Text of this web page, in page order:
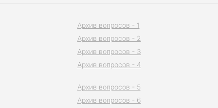
Архив вопросов - 1
Архив вопросов - 2
Архив вопросов - 3
Архив вопросов - 4
Архив вопросов - 5
Архив вопросов - 6